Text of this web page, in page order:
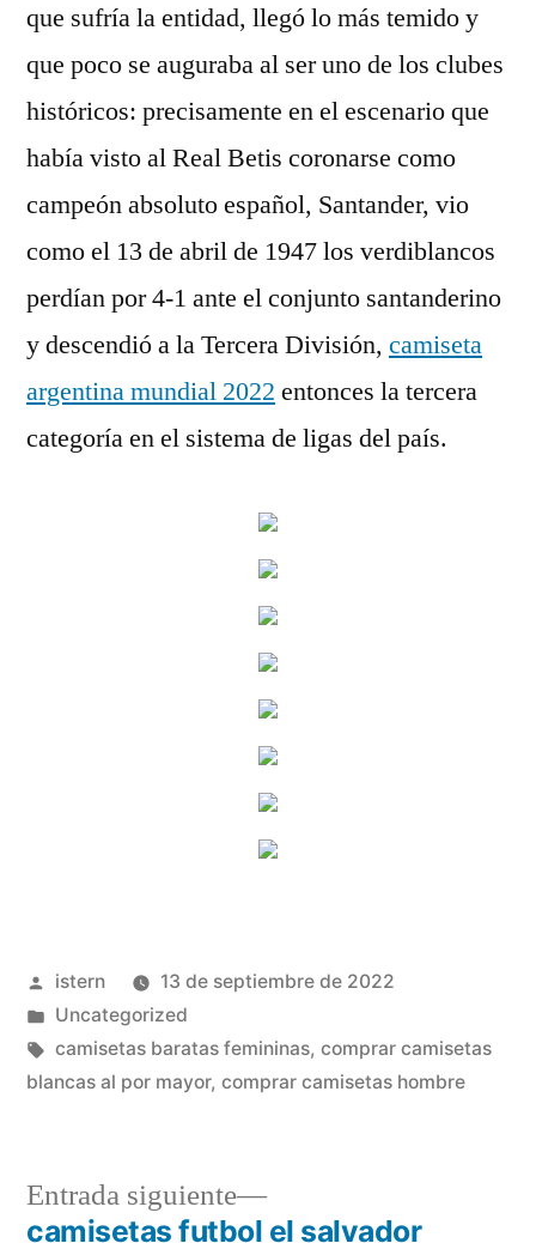
que sufría la entidad, llegó lo más temido y
que poco se auguraba al ser uno de los clubes
históricos: precisamente en el escenario que
había visto al Real Betis coronarse como
campeón absoluto español, Santander, vio
como el 13 de abril de 1947 los verdiblancos
perdían por 4-1 ante el conjunto santanderino
y descendió a la Tercera División, camiseta
argentina mundial 2022 entonces la tercera
categoría en el sistema de ligas del país.
Publicado
por
istern
13 de septiembre de 2022
Publicado
en
Uncategorized
Etiquetas:
camisetas baratas femininas, comprar camisetas
blancas al por mayor, comprar camisetas hombre
Entrada siguiente
Entrada
siguiente:
camisetas futbol el salvador